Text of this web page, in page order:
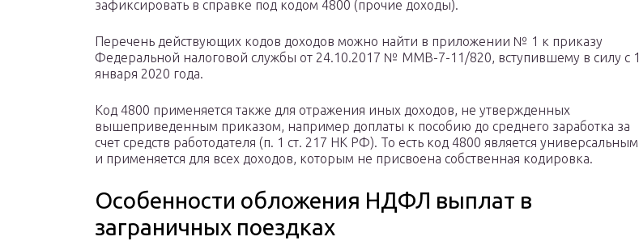
зафиксировать в справке под кодом 4800 (прочие доходы).
Перечень действующих кодов доходов можно найти в приложении № 1 к приказу
Федеральной налоговой службы от 24.10.2017 № ММВ-7-11/820, вступившему в силу с 1
января 2020 года.
Код 4800 применяется также для отражения иных доходов, не утвержденных
вышеприведенным приказом, например доплаты к пособию до среднего заработка за
счет средств работодателя (п. 1 ст. 217 НК РФ). То есть код 4800 является универсальным
и применяется для всех доходов, которым не присвоена собственная кодировка.
Особенности обложения НДФЛ выплат в
заграничных поездках